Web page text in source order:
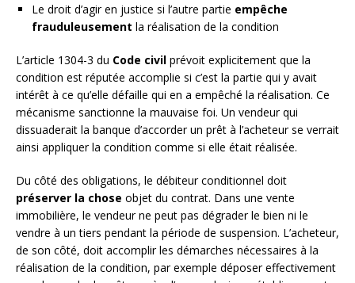
Le droit d’agir en justice si l’autre partie empêche
frauduleusement la réalisation de la condition
L’article 1304-3 du Code civil prévoit explicitement que la
condition est réputée accomplie si c’est la partie qui y avait
intérêt à ce qu’elle défaille qui en a empêché la réalisation. Ce
mécanisme sanctionne la mauvaise foi. Un vendeur qui
dissuaderait la banque d’accorder un prêt à l’acheteur se verrait
ainsi appliquer la condition comme si elle était réalisée.
Du côté des obligations, le débiteur conditionnel doit
préserver la chose objet du contrat. Dans une vente
immobilière, le vendeur ne peut pas dégrader le bien ni le
vendre à un tiers pendant la période de suspension. L’acheteur,
de son côté, doit accomplir les démarches nécessaires à la
réalisation de la condition, par exemple déposer effectivement